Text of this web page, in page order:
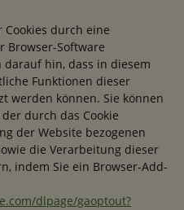
durch eine
Browser-Software
hin, dass in diesem
Funktionen dieser
werden können. Sie können
durch das Cookie
der Website bezogenen
die Verarbeitung dieser
indem Sie ein Browser-Add-
dlpage/gaoptout?